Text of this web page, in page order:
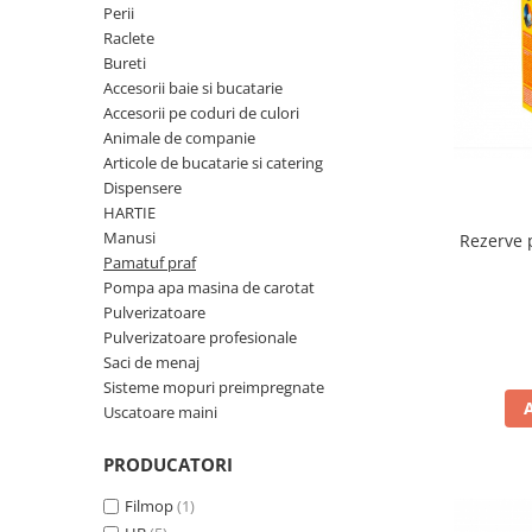
Solutie desfundat tevi
Curatare sticla, ferestre,oglinzi
Curatare suprafete exterioare
Detergenti diverse suprafete
Covoare si tapiterii
Curatare universala
Detergenti speciali
Echipamente electronice de birou
Sobe si seminee
Ceara padoseala
Cozi din lemn
Cozi metalice
Cozi telescopice
Suporturi cozi
Curatare exterioara
Intretinere Interior
Diverse auto
Maturi clasice
Maturi stradale
Echipamente protectie
Imbracaminte de protectie
Ingrijire par
Spalatoare geam
Cozi telescopice
Ustensile pardoseala
Perii
Raclete
Bureti
Accesorii baie si bucatarie
Accesorii pe coduri de culori
Animale de companie
Articole de bucatarie si catering
Dispensere
HARTIE
Manusi
Pamatuf praf
Pompa apa masina de carotat
Pulverizatoare
Pulverizatoare profesionale
Saci de menaj
Sisteme mopuri preimpregnate
Uscatoare maini
PRODUCATORI
Filmop(1)